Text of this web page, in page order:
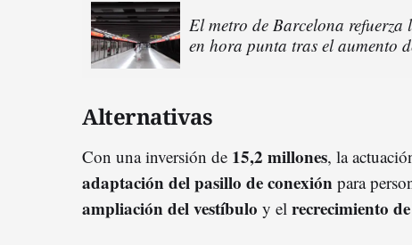
El metro de Barcelona refuerza
en hora punta tras el aumento
Alternativas
Con una inversión de 15,2 millones, la
adaptación del pasillo de conexión para
ampliación del vestíbulo y el recrecimiento